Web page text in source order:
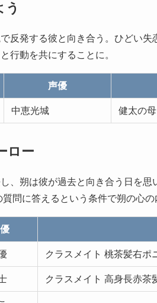
う
反発する彼と向き合う。ひどい
行動を共にすることに。
声優
中恵光城 健太の
ロー
、朔は彼が過去と向き合う日を
問に答えるという条件で朔の心の
クラスメイト 桃茶髪右ポ
クラスメイト 高身長赤茶